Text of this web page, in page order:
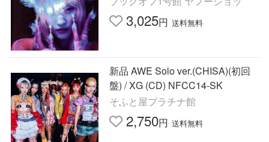
3,025円 送料無料
新品 AWE Solo ver.(CHISA)(初回
盤) / XG (CD) NFCC14-SK
そふと屋プラチナ館
2,750円 送料無料